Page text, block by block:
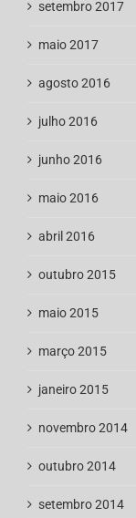
setembro 2017
maio 2017
agosto 2016
julho 2016
junho 2016
maio 2016
abril 2016
outubro 2015
maio 2015
março 2015
janeiro 2015
novembro 2014
outubro 2014
setembro 2014